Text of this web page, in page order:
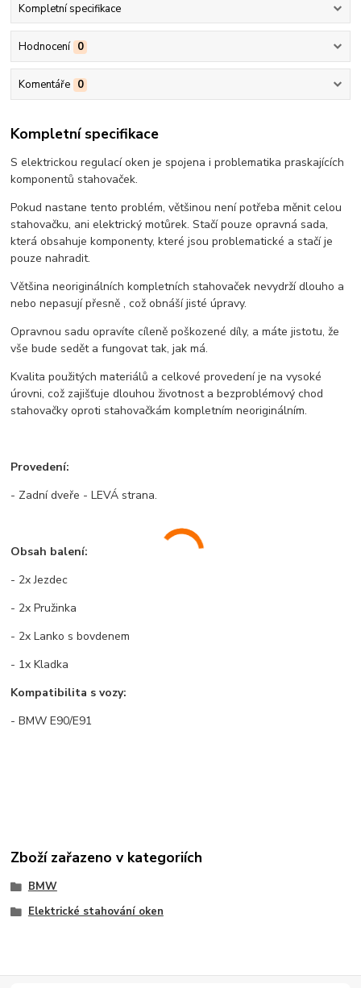
Kompletní specifikace
Hodnocení 0
Komentáře 0
Kompletní specifikace
S elektrickou regulací oken je spojena i problematika praskajících
komponentů stahovaček.
Pokud nastane tento problém, většinou není potřeba měnit celou
stahovačku, ani elektrický motůrek. Stačí pouze opravná sada,
která obsahuje komponenty, které jsou problematické a stačí je
pouze nahradit.
Většina neoriginálních kompletních stahovaček nevydrží dlouho a
nebo nepasují přesně , což obnáší jisté úpravy.
Opravnou sadu opravíte cíleně poškozené díly, a máte jistotu, že
vše bude sedět a fungovat tak, jak má.
Kvalita použitých materiálů a celkové provedení je na vysoké
úrovni, což zajišťuje dlouhou životnost a bezproblémový chod
stahovačky oproti stahovačkám kompletním neoriginálním.
Provedení:
- Zadní dveře - LEVÁ strana.
Obsah balení:
- 2x Jezdec
- 2x Pružinka
- 2x Lanko s bovdenem
- 1x Kladka
Kompatibilita s vozy:
- BMW E90/E91
Zboží zařazeno v kategoriích
BMW
Elektrické stahování oken